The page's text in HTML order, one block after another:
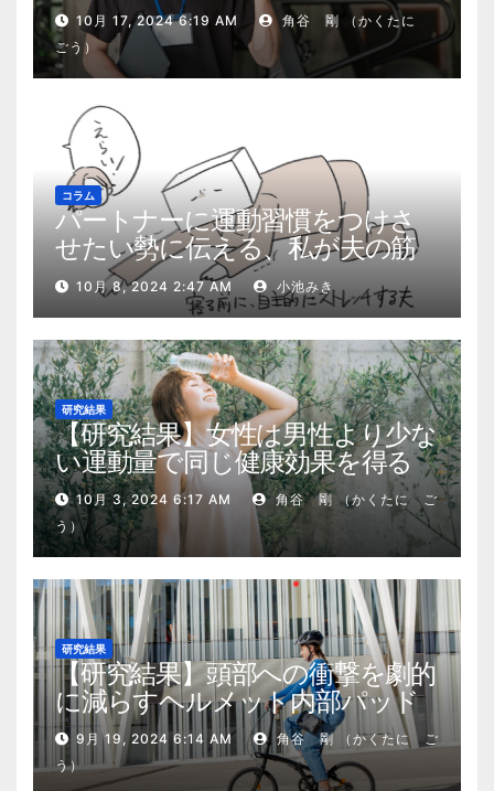
10月 17, 2024 6:19 AM
角谷 剛 （かくたに
ごう）
コラム
パートナーに運動習慣をつけさ
せたい勢に伝える、私が夫の筋
肉量を2kg増やした5ステップ
10月 8, 2024 2:47 AM 小池みき
研究結果
【研究結果】女性は男性より少な
い運動量で同じ健康効果を得る
10月 3, 2024 6:17 AM
角谷 剛 （かくたに ご
う）
研究結果
【研究結果】頭部への衝撃を劇的
に減らすヘルメット内部パッド
9月 19, 2024 6:14 AM
角谷 剛 （かくたに ご
う）